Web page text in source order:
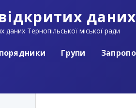
даних Тернопільської міської ради
Групи